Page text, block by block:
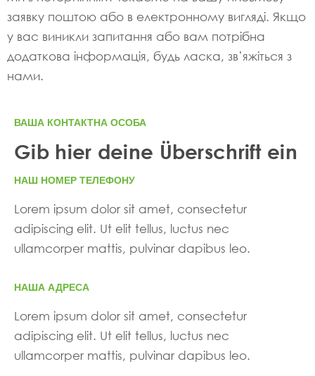
заявку поштою або в електронному вигляді. Якщо
у вас виникли запитання або вам потрібна
додаткова інформація, будь ласка, зв’яжіться з
нами.
ВАША КОНТАКТНА ОСОБА
Gib hier deine Überschrift ein
НАШ НОМЕР ТЕЛЕФОНУ
Lorem ipsum dolor sit amet, consectetur
adipiscing elit. Ut elit tellus, luctus nec
ullamcorper mattis, pulvinar dapibus leo.
НАША АДРЕСА
Lorem ipsum dolor sit amet, consectetur
adipiscing elit. Ut elit tellus, luctus nec
ullamcorper mattis, pulvinar dapibus leo.